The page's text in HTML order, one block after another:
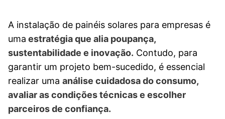
A instalação de painéis solares para empresas é
uma estratégia que alia poupança,
sustentabilidade e inovação. Contudo, para
garantir um projeto bem-sucedido, é essencial
realizar uma análise cuidadosa do consumo,
avaliar as condições técnicas e escolher
parceiros de confiança.